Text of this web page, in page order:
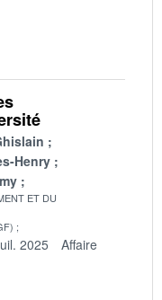
Henry
ET DU
2025
Affaire